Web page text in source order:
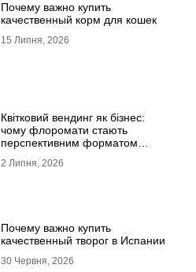
Почему важно купить
качественный корм для кошек
15 Липня, 2026
Квітковий вендинг як бізнес:
чому флоромати стають
перспективним форматом
2 Липня, 2026
Почему важно купить
качественный творог в Испании
30 Червня, 2026